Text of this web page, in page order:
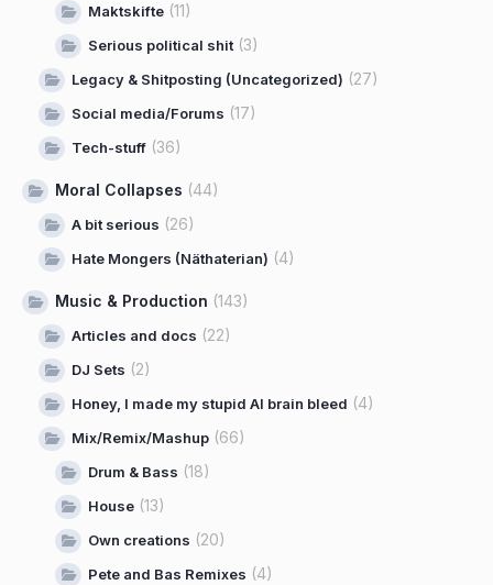
Maktskifte (11)
Serious political shit(3)
Legacy & Shitposting (Uncategorized) (27)
Social media/Forums (17)
Tech-stuff (36)
Moral Collapses (44)
A bit serious (26)
Hate Mongers (Näthaterian) (4)
Music & Production (143)
Articles and docs (22)
DJ Sets (2)
Honey, I made my stupid AI brain bleed (4)
Mix/Remix/Mashup (66)
Drum & Bass (18)
House (13)
Own creations (20)
Pete and Bas Remixes (4)